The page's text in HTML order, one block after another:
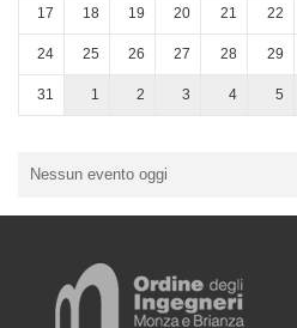
17 18 19 20 21 22
24 25 26 27 28 29
31 1 2 3 4 5
Nessun evento oggi